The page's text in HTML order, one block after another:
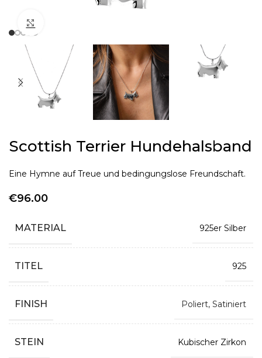
Scottish Terrier Hundehalsband
Eine Hymne auf Treue und bedingungslose Freundschaft.
€96.00
MATERIAL 925er Silber
TITEL 925
FINISH Poliert, Satiniert
STEIN Kubischer Zirkon